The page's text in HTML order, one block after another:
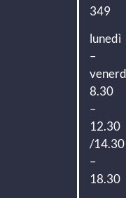
349
lunedì
–
8.30
–
12.30
/14.30
–
18.30